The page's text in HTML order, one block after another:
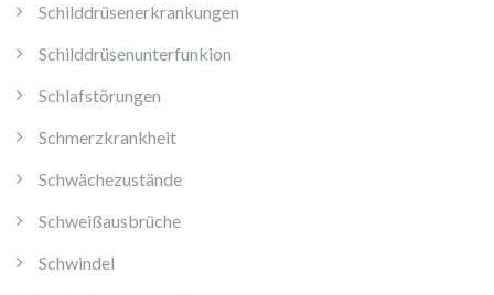
Schilddrüsenerkrankungen
Schilddrüsenunterfunkion
Schlafstörungen
Schmerzkrankheit
Schwächezustände
Schweißausbrüche
Schwindel